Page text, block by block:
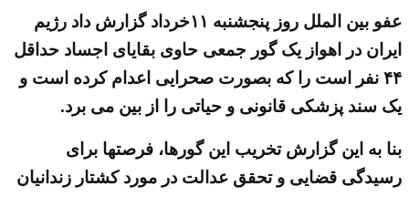
عفو بین الملل روز پنجشنبه ۱۱خرداد گزارش داد رژیم
ایران در اهواز یک گور جمعی حاوی بقایای اجساد حداقل
۴۴ نفر است را که بصورت صحرایی اعدام کرده است و
یک سند پزشکی قانونی و حیاتی را از بین می برد.
بنا به این گزارش تخریب این گورها، فرصتها برای
رسیدگی قضایی و تحقق عدالت در مورد کشتار زندانیان